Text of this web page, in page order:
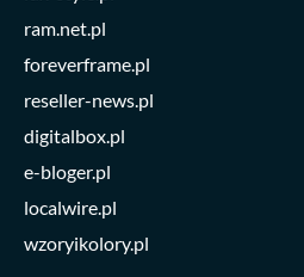
ram.net.pl
foreverframe.pl
reseller-news.pl
digitalbox.pl
e-bloger.pl
localwire.pl
wzoryikolory.pl